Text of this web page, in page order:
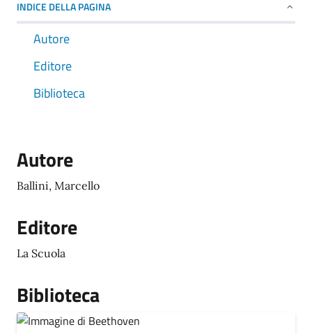
INDICE DELLA PAGINA
Autore
Editore
Biblioteca
Autore
Ballini, Marcello
Editore
La Scuola
Biblioteca